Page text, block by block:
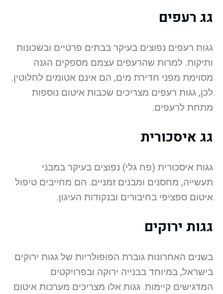
גג רעפים
גגות רעפים נפוצים בעיקר בבתים פרטיים ובשכונות
ותיקות. למרות שהרעפים עצמם מספקים הגנה
מסוימת מפני חדירת מים, הם אינם אטומים לחלוטין.
לכן, גגות רעפים מצריכים שכבות איטום נוספות
מתחת לרעפים.
גג איסכורית
גגות איסכורית (פח גלי) נפוצים בעיקר במבני
תעשייה, מחסנים ומבנים זמניים. הם מחייבים טיפול
איטום ספציפי בחיבורים ובנקודות העיגון.
גגות ירוקים
בשנים האחרונות גוברת הפופולריות של גגות ירוקים
בישראל, במיוחד בבנייה ירוקה ובפרויקטים
המדגישים קיימות. גגות אלו מצריכים מערכות איטום